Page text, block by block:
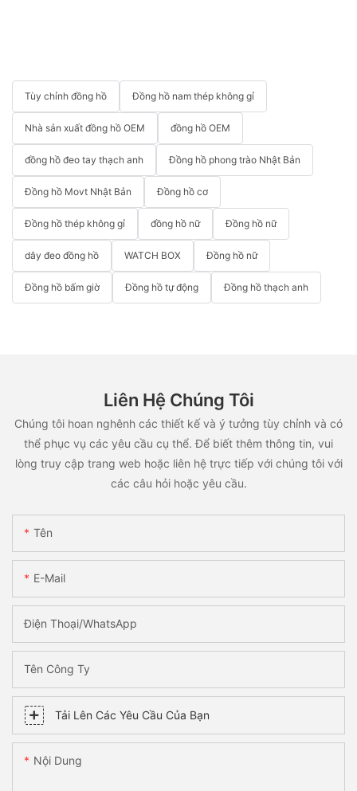
Tùy chỉnh đồng hồ Đồng hồ nam thép không gỉ
Nhà sản xuất đồng hồ OEM đồng hồ OEM
đồng hồ đeo tay thạch anh Đồng hồ phong trào Nhật Bản
Đồng hồ Movt Nhật Bản Đồng hồ cơ
Đồng hồ thép không gỉ đồng hồ nữ Đồng hồ nữ
dây đeo đồng hồ WATCH BOX Đồng hồ nữ
Đồng hồ bấm giờ Đồng hồ tự động Đồng hồ thạch anh
Liên Hệ Chúng Tôi
Chúng tôi hoan nghênh các thiết kế và ý tưởng tùy chỉnh và có
thể phục vụ các yêu cầu cụ thể. Để biết thêm thông tin, vui
lòng truy cập trang web hoặc liên hệ trực tiếp với chúng tôi với
các câu hỏi hoặc yêu cầu.
Tên
E-Mail
Điện Thoại/WhatsApp
Tên Công Ty
Tải Lên Các Yêu Cầu Của Bạn
Nội Dung